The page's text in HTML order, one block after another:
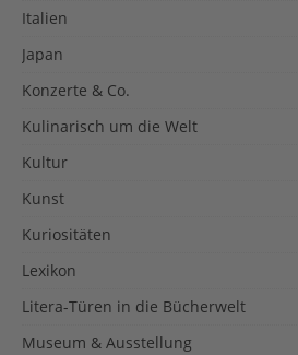
Italien
Japan
Konzerte & Co.
Kulinarisch um die Welt
Kultur
Kunst
Kuriositäten
Lexikon
Litera-Türen in die Bücherwelt
Museum & Ausstellung